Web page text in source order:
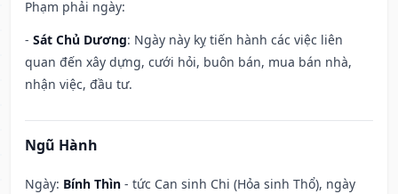
Phạm phải ngày:
- Sát Chủ Dương: Ngày này kỵ tiến hành các việc liên
quan đến xây dựng, cưới hỏi, buôn bán, mua bán nhà,
nhận việc, đầu tư.
Ngũ Hành
Ngày: Bính Thìn - tức Can sinh Chi (Hỏa sinh Thổ), ngày